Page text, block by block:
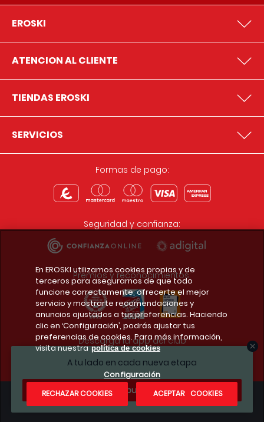
A tu lado en cada nueva etapa
¿Te apuntas?
EROSKI
ATENCION AL CLIENTE
TIENDAS EROSKI
SERVICIOS
Formas de pago:
Seguridad y confianza:
Premios y reconocimientos:
Descarga la app del club
Condiciones legales
En EROSKI utilizamos cookies propias y de
terceros para asegurarnos de que todo
funcione correctamente, ofrecerte el mejor
servicio y mostrarte recomendaciones y
anuncios ajustados a tus preferencias. Haciendo
clic en ‘Configuración’, podrás ajustar tus
preferencias de cookies. Para más información,
visita nuestra política de cookies
Configuración
RECHAZAR COOKIES
ACEPTAR COOKIES